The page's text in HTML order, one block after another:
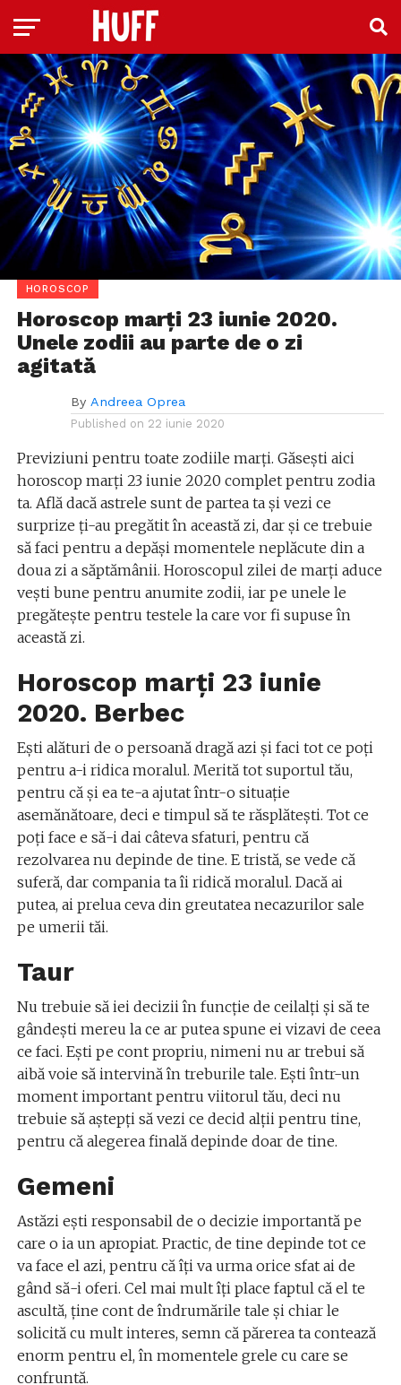
HOROSCOP
Horoscop marți 23 iunie 2020.
Unele zodii au parte de o zi
agitată
By Andreea Oprea
Published on 22 iunie 2020
Previziuni pentru toate zodiile marți. Găsești aici
horoscop marți 23 iunie 2020 complet pentru zodia
ta. Află dacă astrele sunt de partea ta și vezi ce
surprize ți-au pregătit în această zi, dar și ce trebuie
să faci pentru a depăși momentele neplăcute din a
doua zi a săptămânii. Horoscopul zilei de marți aduce
vești bune pentru anumite zodii, iar pe unele le
pregătește pentru testele la care vor fi supuse în
această zi.
Horoscop marți 23 iunie
2020. Berbec
Ești alături de o persoană dragă azi și faci tot ce poți
pentru a-i ridica moralul. Merită tot suportul tău,
pentru că și ea te-a ajutat într-o situație
asemănătoare, deci e timpul să te răsplătești. Tot ce
poți face e să-i dai câteva sfaturi, pentru că
rezolvarea nu depinde de tine. E tristă, se vede că
suferă, dar compania ta îi ridică moralul. Dacă ai
putea, ai prelua ceva din greutatea necazurilor sale
pe umerii tăi.
Taur
Nu trebuie să iei decizii în funcție de ceilalți și să te
gândești mereu la ce ar putea spune ei vizavi de ceea
ce faci. Ești pe cont propriu, nimeni nu ar trebui să
aibă voie să intervină în treburile tale. Eşti într-un
moment important pentru viitorul tău, deci nu
trebuie să aştepţi să vezi ce decid alţii pentru tine,
pentru că alegerea finală depinde doar de tine.
Gemeni
Astăzi ești responsabil de o decizie importantă pe
care o ia un apropiat. Practic, de tine depinde tot ce
va face el azi, pentru că îți va urma orice sfat ai de
gând să-i oferi. Cel mai mult îţi place faptul că el te
ascultă, ţine cont de îndrumările tale şi chiar le
solicită cu mult interes, semn că părerea ta contează
enorm pentru el, în momentele grele cu care se
confruntă.